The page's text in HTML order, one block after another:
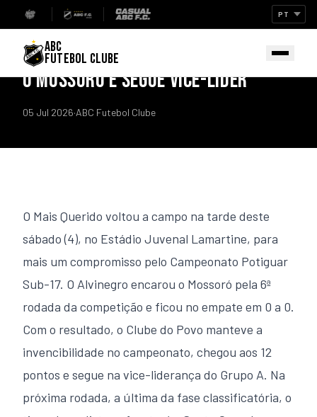
ABC
FUTEBOL CLUBE
IMPRENSA
SUB-17: MAIS QUERIDO EMPATA COM
O MOSSORÓ E SEGUE VICE-LÍDER
05 Jul 2026·ABC Futebol Clube
O Mais Querido voltou a campo na tarde deste
sábado (4), no Estádio Juvenal Lamartine, para
mais um compromisso pelo Campeonato Potiguar
Sub-17. O Alvinegro encarou o Mossoró pela 6ª
rodada da competição e ficou no empate em 0 a 0.
Com o resultado, o Clube do Povo manteve a
invencibilidade no campeonato, chegou aos 12
pontos e segue na vice-liderança do Grupo A. Na
próxima rodada, a última da fase classificatória, o